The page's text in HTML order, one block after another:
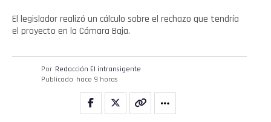
El legislador realizó un cálculo sobre el rechazo que tendría
el proyecto en la Cámara Baja.
Por Redacción El intransigente
Publicado hace 9 horas